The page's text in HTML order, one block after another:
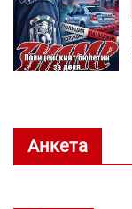
Анкета